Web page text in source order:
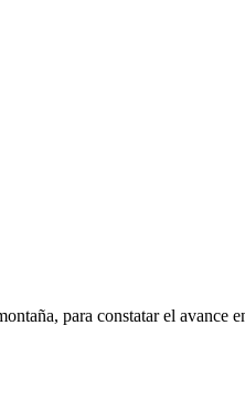
para constatar el avance